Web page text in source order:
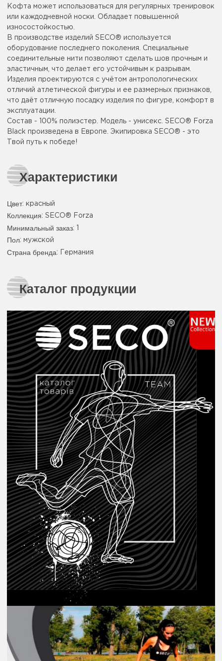
Кофта может использоваться для регулярных тренировок
или каждодневной носки. Обладает повышенной
износостойкостью.
В производстве изделий SECO® используется
оборудование последнего поколения. Специальные
соединительные нити позволяют сделать шов прочным и
эластичным, что делает его устойчивым к разрывам.
Изделия проектируются с учётом антропологических
отличий атлетической фигуры и ее размерных признаков,
что даёт отличную посадку изделия по фигуре, комфорт в
эксплуатации.
Состав - 100% полиэстер. Модель - унисекс. SECO® Forza
Black произведена в Европе. Экипировка SECO® - это
Твой путь к победе!
Характеристики
Цвет: красный
Коллекция: SECO® Forza
Минимальный заказ: 1
Пол: мужской
Страна бренда: Германия
Каталог продукции